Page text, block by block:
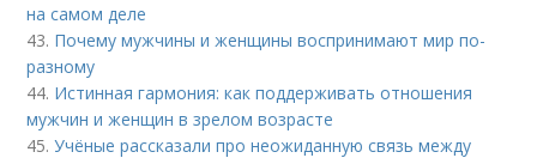
на самом деле
43. Почему мужчины и женщины воспринимают мир по-
разному
44. Истинная гармония: как поддерживать отношения
мужчин и женщин в зрелом возрасте
45.Учёные рассказали про неожиданную связь между